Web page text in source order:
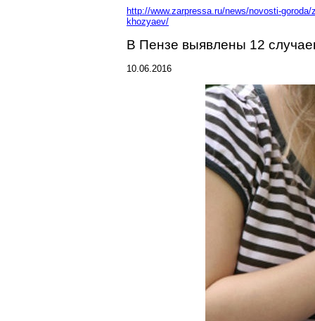
http://www.zarpressa.ru/news/novosti-
khozyaev/
В Пензе выявлены 12
10.06.2016